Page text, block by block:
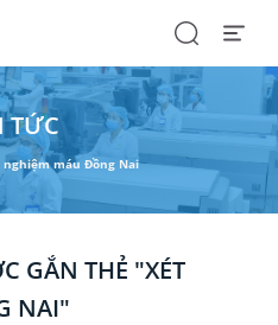
SearchOpen
TỨC
nghiệm máu Đồng Nai
GẮN THẺ "XÉT
NAI"